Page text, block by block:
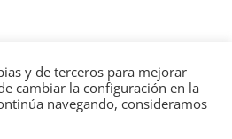
Juan Altamiras| Desarrollado
y de terceros para mejorar
cambiar la configuración en la
navegando, consideramos